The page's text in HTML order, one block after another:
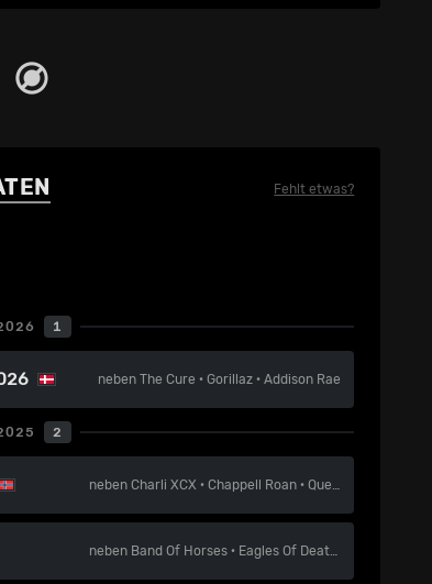
Fehlt etwas?
1
nebenThe Cure ·Gorillaz ·Addison Rae
2
nebenCharli XCX ·Chappell Roan ·Queens Of The Stone Age
neben Band Of Horses · Eagles Of Death Metal